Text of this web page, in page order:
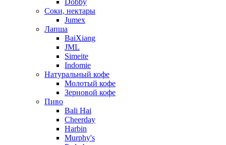
Dobby
Соки, нектары
Jumex
Лапша
BaiXiang
JML
Simeite
Indomie
Натуральный кофе
Молотый кофе
Зерновой кофе
Пиво
Bali Hai
Cheerday
Harbin
Murphy's